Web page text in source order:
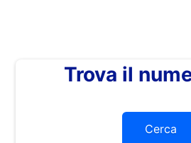
Trova il
Cerca